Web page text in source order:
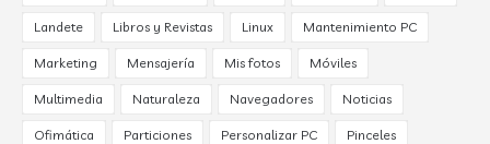
Landete Libros y Revistas Linux Mantenimiento PC
Marketing Mensajería Mis fotos Móviles
Multimedia Naturaleza Navegadores Noticias
Ofimática Particiones Personalizar PC Pinceles